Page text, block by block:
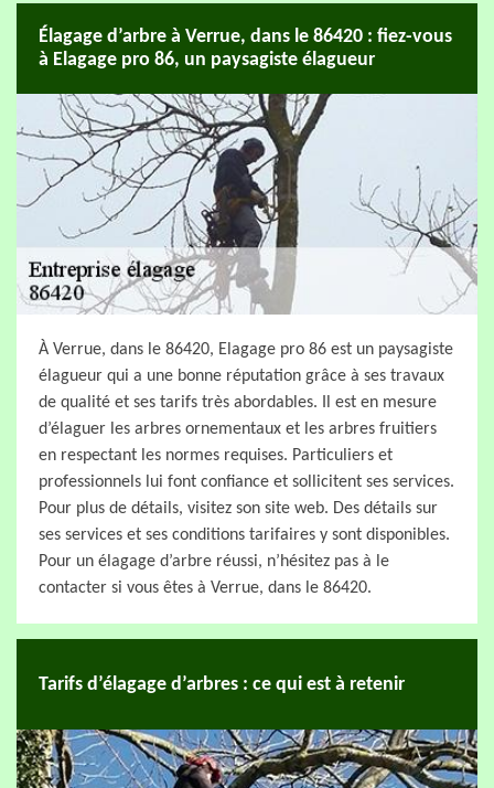
Élagage d’arbre à Verrue, dans le 86420 : fiez-vous
à Elagage pro 86, un paysagiste élagueur
À Verrue, dans le 86420, Elagage pro 86 est un paysagiste
élagueur qui a une bonne réputation grâce à ses travaux
de qualité et ses tarifs très abordables. Il est en mesure
d’élaguer les arbres ornementaux et les arbres fruitiers
en respectant les normes requises. Particuliers et
professionnels lui font confiance et sollicitent ses services.
Pour plus de détails, visitez son site web. Des détails sur
ses services et ses conditions tarifaires y sont disponibles.
Pour un élagage d’arbre réussi, n’hésitez pas à le
contacter si vous êtes à Verrue, dans le 86420.
Tarifs d’élagage d’arbres : ce qui est à retenir